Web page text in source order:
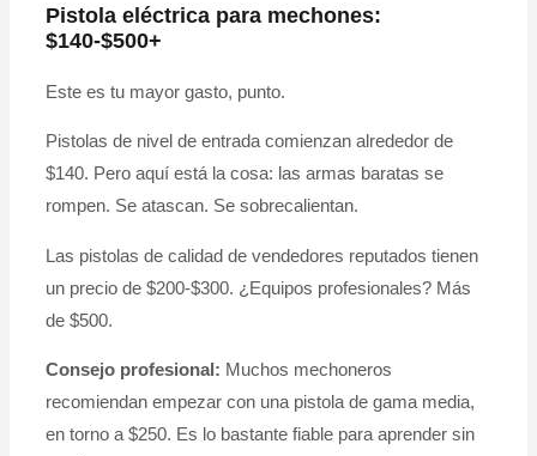
Pistola eléctrica para mechones:
$140-$500+
Este es tu mayor gasto, punto.
Pistolas de nivel de entrada comienzan alrededor de
$140. Pero aquí está la cosa: las armas baratas se
rompen. Se atascan. Se sobrecalientan.
Las pistolas de calidad de vendedores reputados tienen
un precio de $200-$300. ¿Equipos profesionales? Más
de $500.
Consejo profesional: Muchos mechoneros
recomiendan empezar con una pistola de gama media,
en torno a $250. Es lo bastante fiable para aprender sin